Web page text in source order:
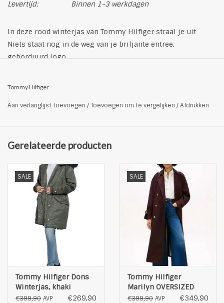
Levertijd:
Binnen 1-3 werkdagen
In deze rood winterjas van Tommy Hilfiger straal je uit
Niets staat nog in de weg van je briljante entree.
geborduurd logo
Pasvorm: normaal
zakken: zakken met ritssluiting, insteekzakken
Halslijn / kraag: brede uitstaande kraag
Mouwlengte: lange mouwen met elastische
Kleur: rood
Tommy Hilfiger
Aan verlanglijst toevoegen /Toevoegen om te vergelijken /Afdrukken
Gerelateerde producten
SALE
Tommy Hilfiger Dons
Winterjas, khaki
€399,90 AVP €269,90
SALE
Tommy Hilfiger
Marilyn OVERSIZED
Trenchcoat, paars
€399,90 AVP €349,90